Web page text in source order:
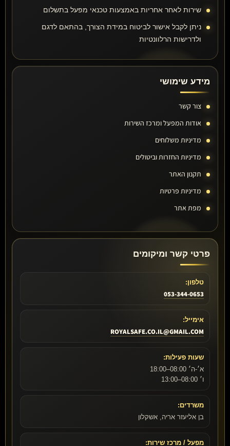
שירות לאחר אחריות באמצעות טכנאי מפעל בתשלום
ניתן לקבל אישור לביטוח במידת הצורך, בהתאם לדגם
ולדרישות הרלוונטיות
מידע שימושי
צור קשר
אודות המפעל ומרכז השירות
מדיניות משלוחים
מדיניות החזרות וביטולים
תקנון האתר
מדיניות פרטיות
מפת אתר
פרטי קשר ומיקומים
טלפון:
053-344-0653
אימייל:
ROYALSAFE.CO.IL@GMAIL.COM
שעות פעילות:
א׳-ה׳ 08:00–18:00
ו׳ 08:00–13:00
משרדים:
בן אליעזר אריה, אשקלון
מפעל / מרכז שירות: